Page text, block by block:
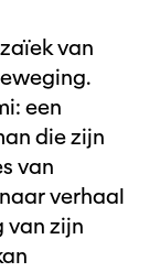
van
een
die zijn
van
verhaal
van zijn